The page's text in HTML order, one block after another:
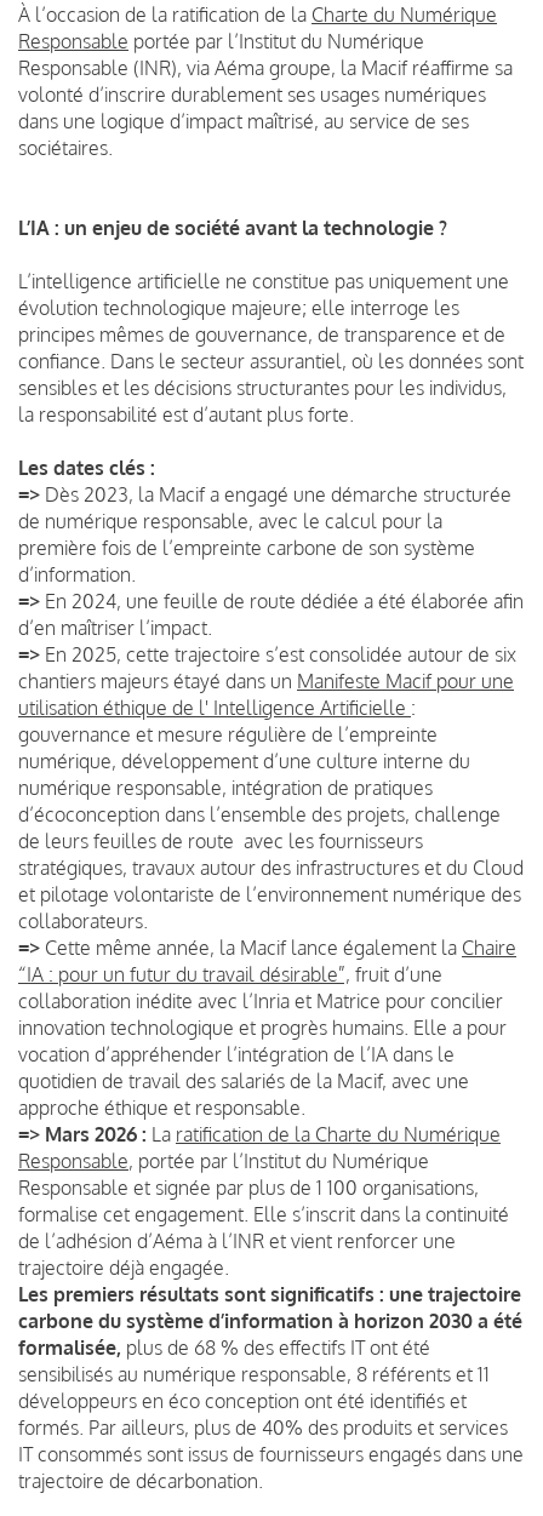
À l’occasion de la ratification de la Charte du Numérique
Responsable portée par l’Institut du Numérique
Responsable (INR), via Aéma groupe, la Macif réaffirme sa
volonté d’inscrire durablement ses usages numériques
dans une logique d’impact maîtrisé, au service de ses
sociétaires.
L’IA : un enjeu de société avant la technologie ?
L’intelligence artificielle ne constitue pas uniquement une
évolution technologique majeure; elle interroge les
principes mêmes de gouvernance, de transparence et de
confiance. Dans le secteur assurantiel, où les données sont
sensibles et les décisions structurantes pour les individus,
la responsabilité est d’autant plus forte.
Les dates clés :
=> Dès 2023, la Macif a engagé une démarche structurée
de numérique responsable, avec le calcul pour la
première fois de l’empreinte carbone de son système
d’information.
=> En 2024, une feuille de route dédiée a été élaborée afin
d’en maîtriser l’impact.
=> En 2025, cette trajectoire s’est consolidée autour de six
chantiers majeurs étayé dans un Manifeste Macif pour une
utilisation éthique de l' Intelligence Artificielle :
gouvernance et mesure régulière de l’empreinte
numérique, développement d’une culture interne du
numérique responsable, intégration de pratiques
d’écoconception dans l’ensemble des projets, challenge
de leurs feuilles de route avec les fournisseurs
stratégiques, travaux autour des infrastructures et du Cloud
et pilotage volontariste de l’environnement numérique des
collaborateurs.
=> Cette même année, la Macif lance également la Chaire
“IA : pour un futur du travail désirable”, fruit d’une
collaboration inédite avec l’Inria et Matrice pour concilier
innovation technologique et progrès humains. Elle a pour
vocation d’appréhender l’intégration de l’IA dans le
quotidien de travail des salariés de la Macif, avec une
approche éthique et responsable.
=> Mars 2026 : La ratification de la Charte du Numérique
Responsable, portée par l’Institut du Numérique
Responsable et signée par plus de 1 100 organisations,
formalise cet engagement. Elle s’inscrit dans la continuité
de l’adhésion d’Aéma à l’INR et vient renforcer une
trajectoire déjà engagée.
Les premiers résultats sont significatifs : une trajectoire
carbone du système d’information à horizon 2030 a été
formalisée, plus de 68 % des effectifs IT ont été
sensibilisés au numérique responsable, 8 référents et 11
développeurs en éco conception ont été identifiés et
formés. Par ailleurs, plus de 40% des produits et services
IT consommés sont issus de fournisseurs engagés dans une
trajectoire de décarbonation.